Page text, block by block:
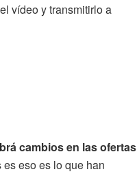
vídeo y transmitirlo a
cambios en las ofertas
es eso es lo que han